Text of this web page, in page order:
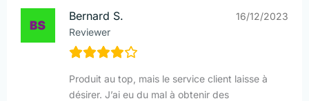
Bernard S.
Reviewer
16/12/2023
Produit au top, mais le service client laisse à
désirer. J’ai eu du mal à obtenir des